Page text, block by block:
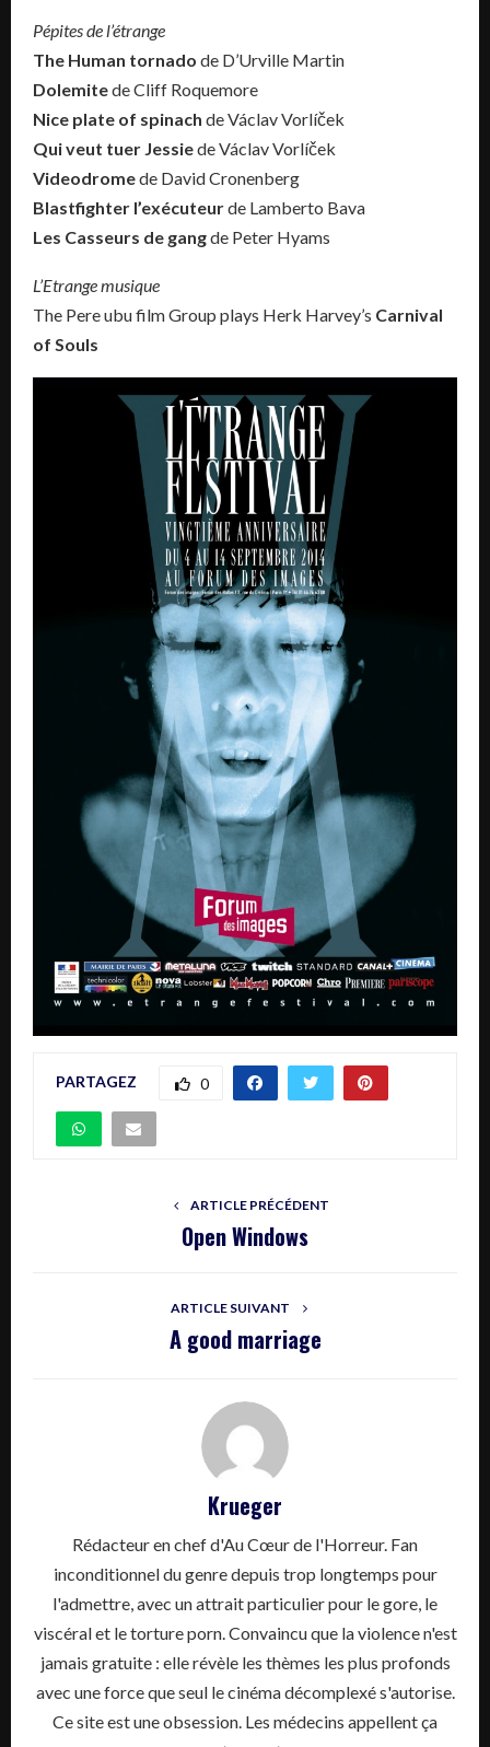
Pépites de l’étrange
The Human tornado de D’Urville Martin
Dolemitede Cliff Roquemore
Nice plate of spinach de Václav Vorlíček
Qui veut tuer Jessiede Václav Vorlíček
Videodromede David Cronenberg
Blastfighter l’exécuteurde Lamberto Bava
Les Casseurs de gangde Peter Hyams
L’Etrange musique
The Pere ubu film Group plays Herk Harvey’s Carnival
of Souls
PARTAGEZ 0
ARTICLE PRÉCÉDENT
Open Windows
ARTICLE SUIVANT
A good marriage
Krueger
Rédacteur en chef d'Au Cœur de l'Horreur. Fan
inconditionnel du genre depuis trop longtemps pour
l'admettre, avec un attrait particulier pour le gore, le
viscéral et le torture porn. Convaincu que la violence n'est
jamais gratuite : elle révèle les thèmes les plus profonds
avec une force que seul le cinéma décomplexé s'autorise.
Ce site est une obsession. Les médecins appellent ça